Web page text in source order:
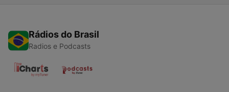
Rádios do Brasil
Radios e Podcasts